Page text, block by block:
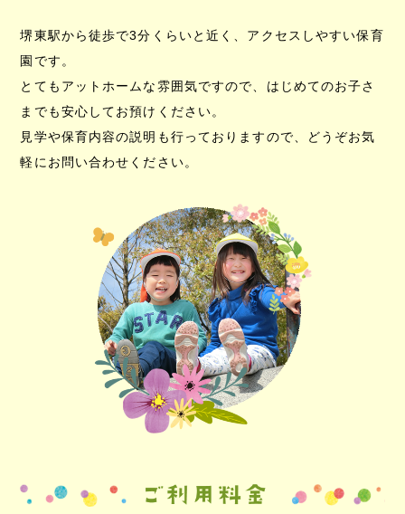
堺東駅から徒歩で3分くらいと近く、アクセスしやすい保育
園です。
とてもアットホームな雰囲気ですので、はじめてのお子さ
までも安心してお預けください。
見学や保育内容の説明も行っておりますので、どうぞお気
軽にお問い合わせください。